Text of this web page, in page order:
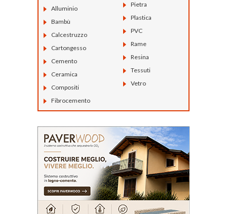
Alluminio
Bambù
Calcestruzzo
Cartongesso
Cemento
Ceramica
Compositi
Fibrocemento
Pietra
Plastica
PVC
Rame
Resina
Tessuti
Vetro